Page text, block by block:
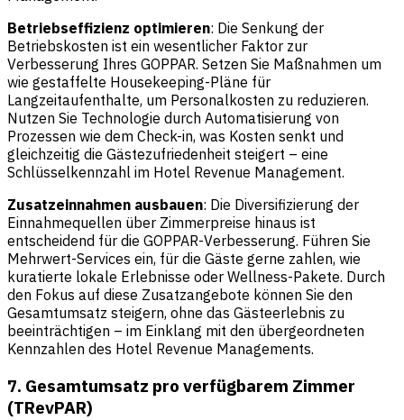
Betriebseffizienz optimieren: Die Senkung der
Betriebskosten ist ein wesentlicher Faktor zur
Verbesserung Ihres GOPPAR. Setzen Sie Maßnahmen um
wie gestaffelte Housekeeping-Pläne für
Langzeitaufenthalte, um Personalkosten zu reduzieren.
Nutzen Sie Technologie durch Automatisierung von
Prozessen wie dem Check-in, was Kosten senkt und
gleichzeitig die Gästezufriedenheit steigert – eine
Schlüsselkennzahl im Hotel Revenue Management.
Zusatzeinnahmen ausbauen: Die Diversifizierung der
Einnahmequellen über Zimmerpreise hinaus ist
entscheidend für die GOPPAR-Verbesserung. Führen Sie
Mehrwert-Services ein, für die Gäste gerne zahlen, wie
kuratierte lokale Erlebnisse oder Wellness-Pakete. Durch
den Fokus auf diese Zusatzangebote können Sie den
Gesamtumsatz steigern, ohne das Gästeerlebnis zu
beeinträchtigen – im Einklang mit den übergeordneten
Kennzahlen des Hotel Revenue Managements.
7. Gesamtumsatz pro verfügbarem Zimmer
(TRevPAR)